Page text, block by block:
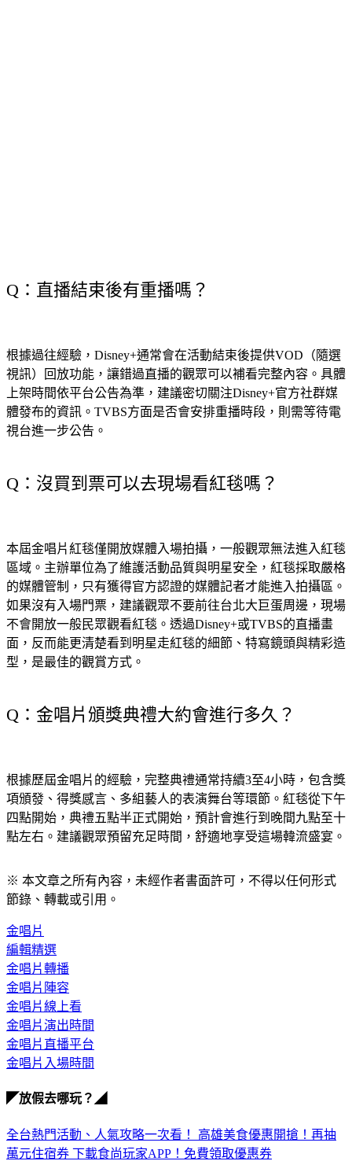
Q：直播結束後有重播嗎？
根據過往經驗，Disney+通常會在活動結束後提供VOD（隨選
視訊）回放功能，讓錯過直播的觀眾可以補看完整內容。具體
上架時間依平台公告為準，建議密切關注Disney+官方社群媒
體發布的資訊。TVBS方面是否會安排重播時段，則需等待電
視台進一步公告。
Q：沒買到票可以去現場看紅毯嗎？
本屆金唱片紅毯僅開放媒體入場拍攝，一般觀眾無法進入紅毯
區域。主辦單位為了維護活動品質與明星安全，紅毯採取嚴格
的媒體管制，只有獲得官方認證的媒體記者才能進入拍攝區。
如果沒有入場門票，建議觀眾不要前往台北大巨蛋周邊，現場
不會開放一般民眾觀看紅毯。透過Disney+或TVBS的直播畫
面，反而能更清楚看到明星走紅毯的細節、特寫鏡頭與精彩造
型，是最佳的觀賞方式。
Q：金唱片頒獎典禮大約會進行多久？
根據歷屆金唱片的經驗，完整典禮通常持續3至4小時，包含獎
項頒發、得獎感言、多組藝人的表演舞台等環節。紅毯從下午
四點開始，典禮五點半正式開始，預計會進行到晚間九點至十
點左右。建議觀眾預留充足時間，舒適地享受這場韓流盛宴。
※ 本文章之所有內容，未經作者書面許可，不得以任何形式
節錄、轉載或引用。
金唱片
編輯精選
金唱片轉播
金唱片陣容
金唱片線上看
金唱片演出時間
金唱片直播平台
金唱片入場時間
◤放假去哪玩？◢
全台熱門活動、人氣攻略一次看！ 高雄美食優惠開搶！再抽
萬元住宿券 下載食尚玩家APP！免費領取優惠券